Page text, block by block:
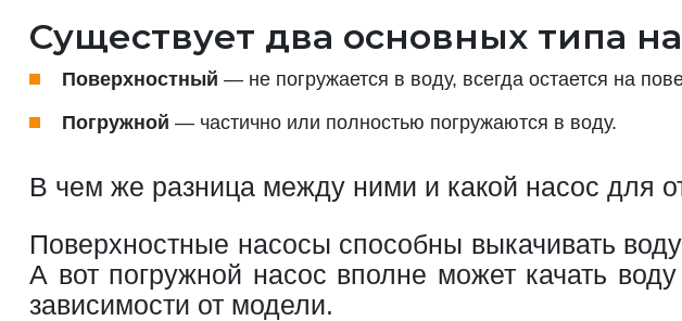
Существует два основных типа
Поверхностный — не погружается в воду, всегда остается на
Погружной — частично или полностью погружаются в воду.
В чем же разница между ними и какой насос для
Поверхностные насосы способны выкачивать
А вот погружной насос вполне может качать
зависимости от модели.